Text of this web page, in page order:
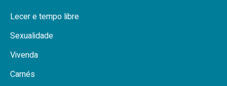
Lecer e tempo libre
Sexualidade
Vivenda
Carnés